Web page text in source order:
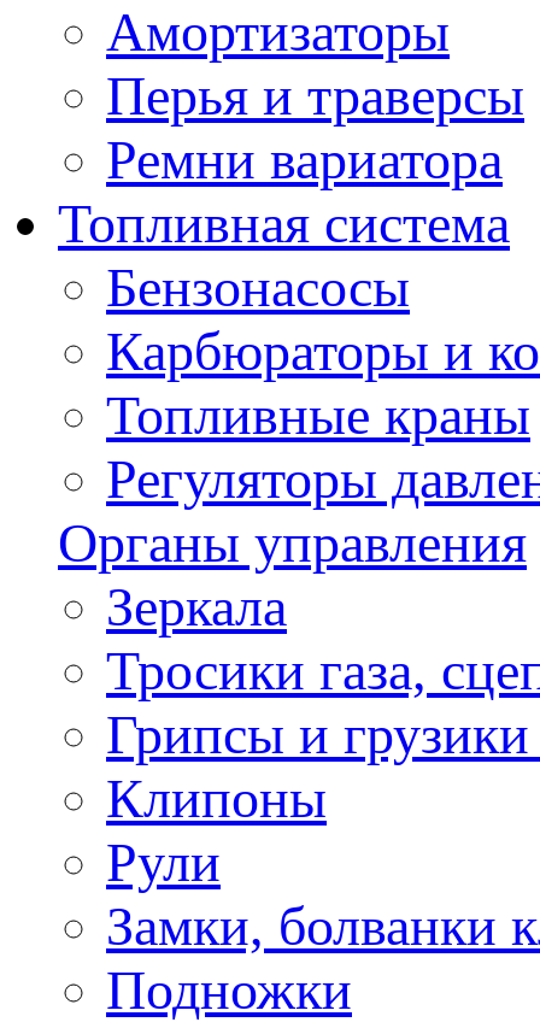
Амортизаторы
Перья и траверсы
Ремни вариатора
Топливная система
Бензонасосы
Карбюраторы и
Топливные краны
Регуляторы
Органы управления
Зеркала
Тросики газа,
Грипсы и грузики
Клипоны
Рули
Замки, болванки
Подножки